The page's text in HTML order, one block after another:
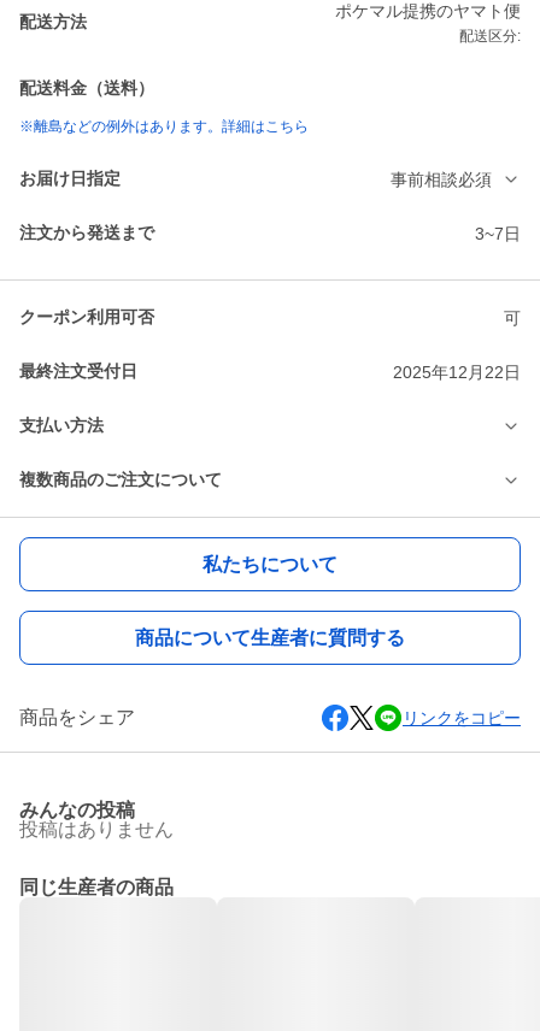
配送方法
ポケマル提携のヤマト便
配送区分:
配送料金（送料）
※離島などの例外はあります。詳細はこちら
お届け日指定 事前相談必須
注文から発送まで 3~7日
クーポン利用可否 可
最終注文受付日 2025年12月22日
支払い方法
複数商品のご注文について
私たちについて
商品について生産者に質問する
商品をシェア リンクをコピー
みんなの投稿
投稿はありません
同じ生産者の商品